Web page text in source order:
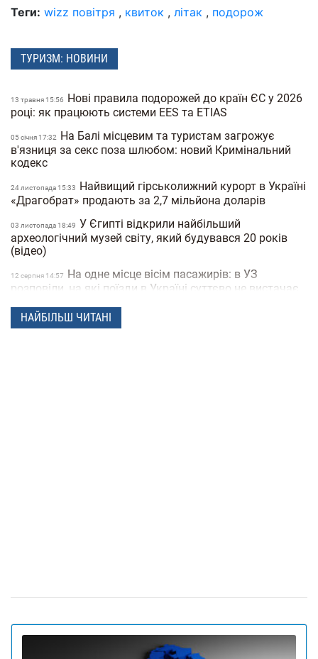
Теги: wizz повітря , квиток , літак , подорож
ТУРИЗМ: НОВИНИ
13 травня 15:56
Нові правила подорожей до країн ЄС у 2026
році: як працюють системи EES та ETIAS
05 сiчня 17:32
На Балі місцевим та туристам загрожує
в'язниця за секс поза шлюбом: новий Кримінальний
кодекс
24 листопада 15:33
Найвищий гірськолижний курорт в Україні
«Драгобрат» продають за 2,7 мільйона доларів
03 листопада 18:49 У Єгипті відкрили найбільший
археологічний музей світу, який будувався 20 років
(відео)
12 серпня 14:57
На одне місце вісім пасажирів: в УЗ
розповіли, на які поїзди в Україні суттєво не вистачає
Airbnb тепер не лише про житло: платформа
Wizz Air та як подовжити їх дію
02 грудня 19:03 FlixBus відкриває 3 нових маршрути з
України до Чехії та Польщі
НАЙБІЛЬШ ЧИТАНІ